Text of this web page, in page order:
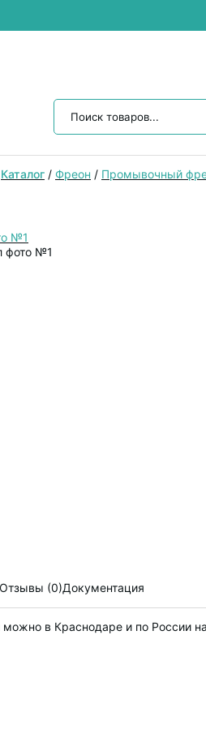
Каталог / Фреон / Промывочный
Отзывы (0)Документация
в Краснодаре и по России